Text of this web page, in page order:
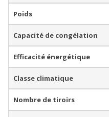
Poids
Capacité de congélation
Efficacité énergétique
Classe climatique
Nombre de tiroirs